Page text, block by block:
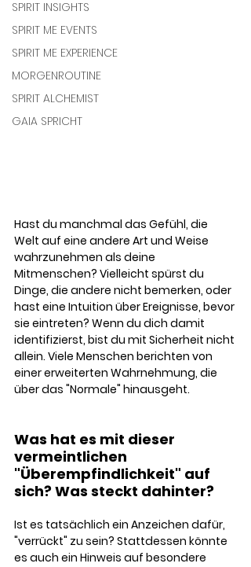
SPIRIT INSIGHTS
SPIRIT ME EVENTS
SPIRIT ME EXPERIENCE
MORGENROUTINE
SPIRIT ALCHEMIST
GAIA SPRICHT
Hast du manchmal das Gefühl, die
Welt auf eine andere Art und Weise
wahrzunehmen als deine
Mitmenschen? Vielleicht spürst du
Dinge, die andere nicht bemerken, oder
hast eine Intuition über Ereignisse, bevor
sie eintreten? Wenn du dich damit
identifizierst, bist du mit Sicherheit nicht
allein. Viele Menschen berichten von
einer erweiterten Wahrnehmung, die
über das "Normale" hinausgeht.
Was hat es mit dieser
vermeintlichen
"Überempfindlichkeit" auf
sich? Was steckt dahinter?
Ist es tatsächlich ein Anzeichen dafür,
"verrückt" zu sein? Stattdessen könnte
es auch ein Hinweis auf besondere